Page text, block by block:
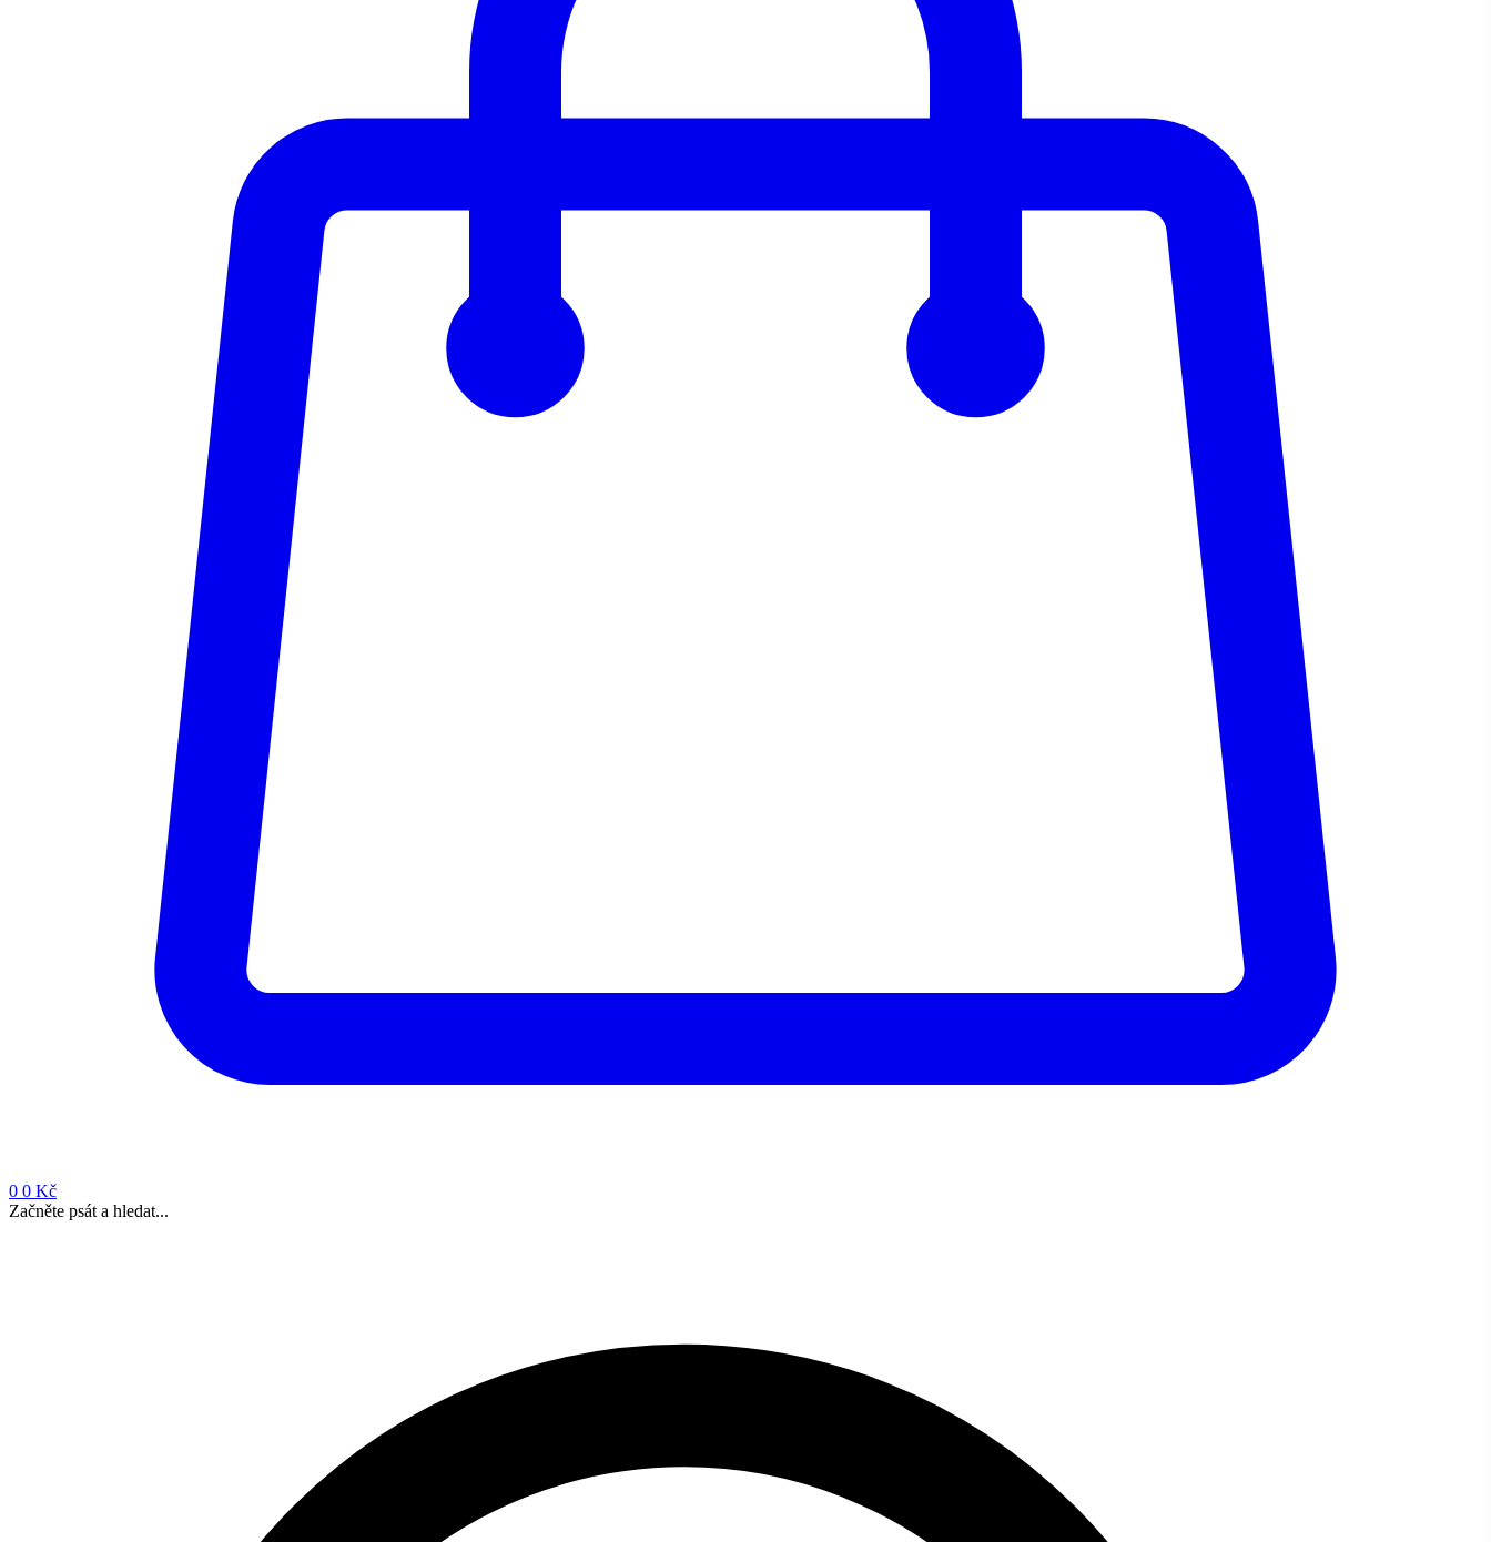
0 0 Kč
Začněte psát a hledat...